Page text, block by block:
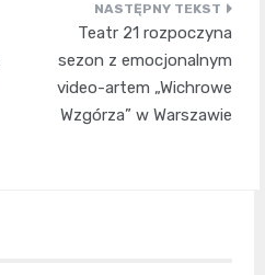
Teatr 21 rozpoczyna
sezon z emocjonalnym
video-artem „Wichrowe
Wzgórza” w Warszawie